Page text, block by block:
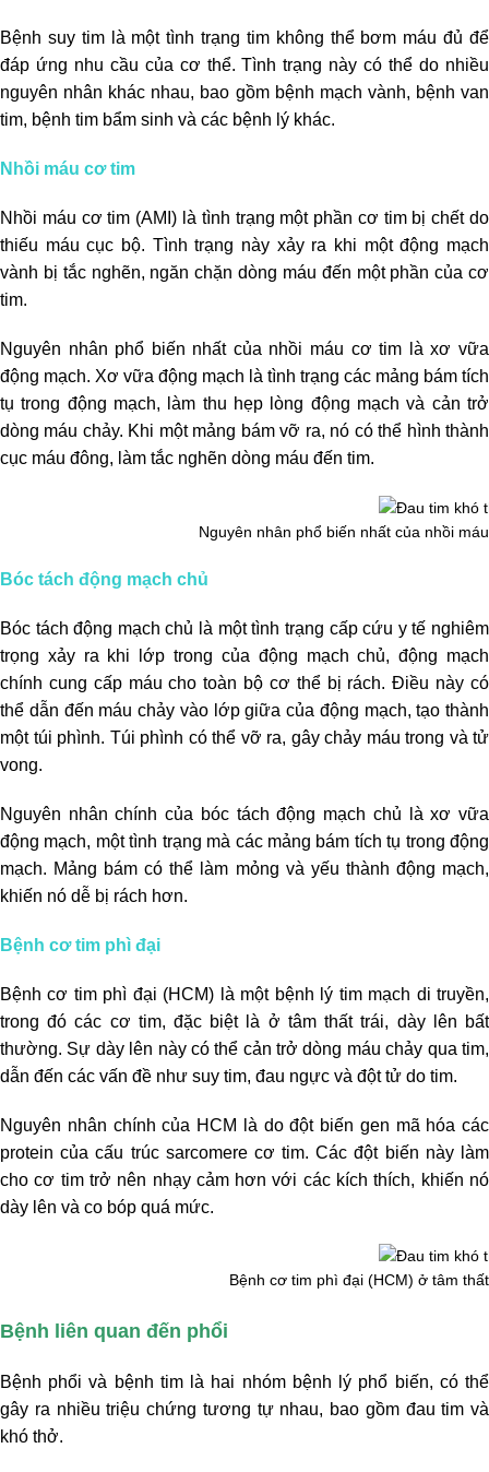
Bệnh suy tim là một tình trạng tim không thể bơm máu đủ để
đáp ứng nhu cầu của cơ thể. Tình trạng này có thể do nhiều
nguyên nhân khác nhau, bao gồm bệnh mạch vành, bệnh van
tim, bệnh tim bẩm sinh và các bệnh lý khác.
Nhồi máu cơ tim
Nhồi máu cơ tim (AMI) là tình trạng một phần cơ tim bị chết do
thiếu máu cục bộ. Tình trạng này xảy ra khi một động mạch
vành bị tắc nghẽn, ngăn chặn dòng máu đến một phần của cơ
tim.
Nguyên nhân phổ biến nhất của nhồi máu cơ tim là xơ vữa
động mạch. Xơ vữa động mạch là tình trạng các mảng bám tích
tụ trong động mạch, làm thu hẹp lòng động mạch và cản trở
dòng máu chảy. Khi một mảng bám vỡ ra, nó có thể hình thành
cục máu đông, làm tắc nghẽn dòng máu đến tim.
Nguyên nhân phổ biến nhất của nhồi
Bóc tách động mạch chủ
Bóc tách động mạch chủ là một tình trạng cấp cứu y tế nghiêm
trọng xảy ra khi lớp trong của động mạch chủ, động mạch
chính cung cấp máu cho toàn bộ cơ thể bị rách. Điều này có
thể dẫn đến máu chảy vào lớp giữa của động mạch, tạo thành
một túi phình. Túi phình có thể vỡ ra, gây chảy máu trong và tử
vong.
Nguyên nhân chính của bóc tách động mạch chủ là xơ vữa
động mạch, một tình trạng mà các mảng bám tích tụ trong động
mạch. Mảng bám có thể làm mỏng và yếu thành động mạch,
khiến nó dễ bị rách hơn.
Bệnh cơ tim phì đại
Bệnh cơ tim phì đại (HCM) là một bệnh lý tim mạch di truyền,
trong đó các cơ tim, đặc biệt là ở tâm thất trái, dày lên bất
thường. Sự dày lên này có thể cản trở dòng máu chảy qua tim,
dẫn đến các vấn đề như suy tim, đau ngực và đột tử do tim.
Nguyên nhân chính của HCM là do đột biến gen mã hóa các
protein của cấu trúc sarcomere cơ tim. Các đột biến này làm
cho cơ tim trở nên nhạy cảm hơn với các kích thích, khiến nó
dày lên và co bóp quá mức.
Bệnh cơ tim phì đại (HCM) ở tâm
Bệnh liên quan đến phổi
Bệnh phổi và bệnh tim là hai nhóm bệnh lý phổ biến, có thể
gây ra nhiều triệu chứng tương tự nhau, bao gồm đau tim và
khó thở.